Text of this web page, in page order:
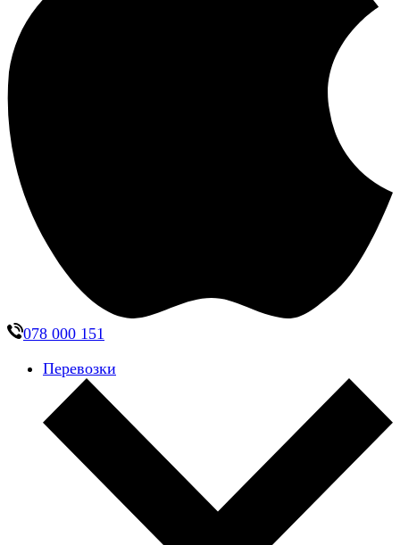
078 000 151
Перевозки